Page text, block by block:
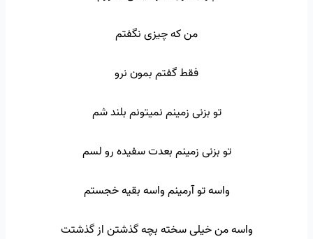
من که چیزی نگفتم
فقط گفتم بمون نرو
تو بزنی زمینم نمیتونم بلند شم
تو بزنی زمینم بعدت سفیده رو لسم
واسه تو آرمینم واسه بقیه خجستم
واسه من خیلی سخته بچه گذشتن از گذشتت